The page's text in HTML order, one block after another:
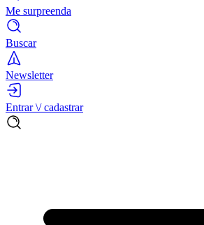
Me surpreenda
Buscar
Newsletter
Entrar \/ cadastrar